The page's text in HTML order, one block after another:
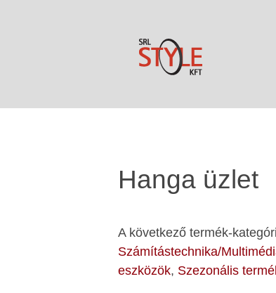
Hanga üzlet
A következő termék-
Számítástechnika/
eszközök, Szezonális